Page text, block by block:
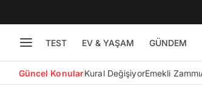
TEST EV & YAŞAM GÜNDEM
Güncel KonularKural DeğişiyorEmekli Zammı